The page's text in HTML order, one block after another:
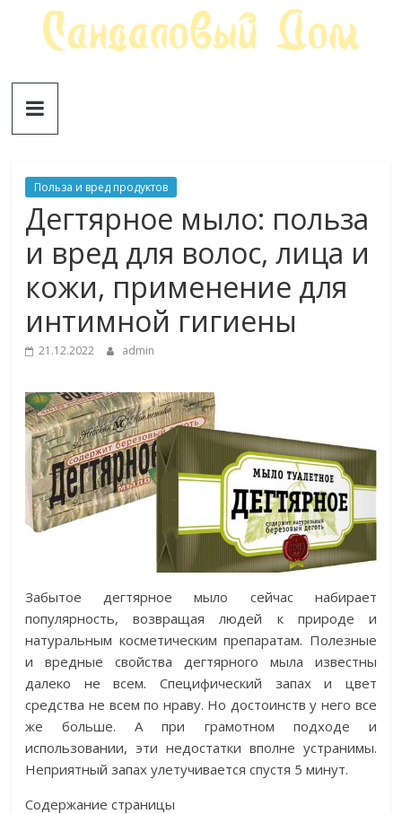
Сандаловый
Польза и вред продуктов
Дегтярное мыло: польза
и вред для волос, лица и
кожи, применение для
интимной гигиены
21.12.2022 admin
Забытое дегтярное мыло сейчас набирает
популярность, возвращая людей к природе и
натуральным косметическим препаратам. Полезные
и вредные свойства дегтярного мыла известны
далеко не всем. Специфический запах и цвет
средства не всем по нраву. Но достоинств у него все
же больше. А при грамотном подходе и
использовании, эти недостатки вполне устранимы.
Неприятный запах улетучивается спустя 5 минут.
Содержание страницы